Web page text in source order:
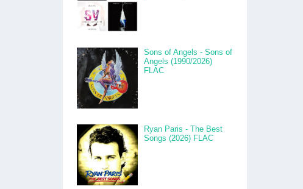
Sons of Angels - Sons of
Angels (1990/2026)
FLAC
Ryan Paris - The Best
Songs (2026) FLAC